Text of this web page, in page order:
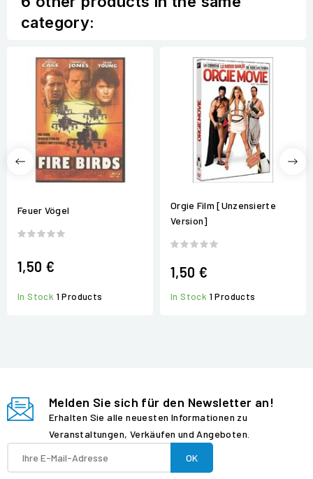
category:
Feuer Vögel
1,50 €
In Stock 1 Products
Orgie Film [Unzensierte
Version]
1,50 €
In Stock 1 Products
Melden Sie sich für den Newsletter an!
Erhalten Sie alle neuesten Informationen zu
Veranstaltungen, Verkäufen und Angeboten.